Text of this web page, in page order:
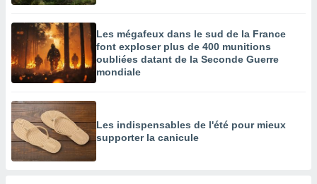
Les mégafeux dans le sud de la France
font exploser plus de 400 munitions
oubliées datant de la Seconde Guerre
mondiale
Les indispensables de l'été pour mieux
supporter la canicule